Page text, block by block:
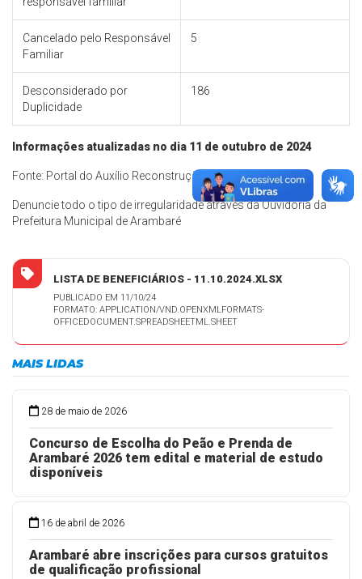
Cancelado pelo Responsável
Familiar
5
Desconsiderado por
Duplicidade
186
Informações atualizadas no dia 11 de outubro de 2024
Fonte: Portal do Auxílio Reconstrução (Data: 11/10/2024)
Denuncie todo o tipo de irregularidade através da Ouvidoria da
Prefeitura Municipal de Arambaré
LISTA DE BENEFICIÁRIOS - 11.10.2024.XLSX
PUBLICADO EM 11/10/24
FORMATO: APPLICATION/VND.OPENXMLFORMATS-
OFFICEDOCUMENT.SPREADSHEETML.SHEET
MAIS LIDAS
28 de maio de 2026
Concurso de Escolha do Peão e Prenda de
Arambaré 2026 tem edital e material de estudo
disponíveis
16 de abril de 2026
Arambaré abre inscrições para cursos gratuitos
de qualificação profissional